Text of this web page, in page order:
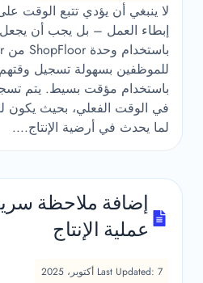
لا ينبغي أن يؤدي تتبع الوقت
إبطاء العمل – بل يجب أن يجعل
للموظفين بسهولة تسجيل
باستخدام مؤقت بسيط. يتم
في الوقت الفعلي، بحيث يكون
لما يحدث في أرضية الإنتاج....
إضافة ملاحظة
عملية الإنتاج
Last Updated: 7 أكتوبر، 2025